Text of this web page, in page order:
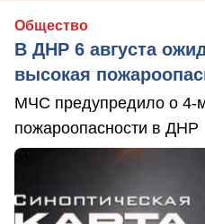
Общество
В ДНР 6 августа
высокая
МЧС предупредило о 4-
пожароопасности в ДНР